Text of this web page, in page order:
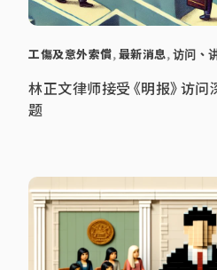
工傷及意外索償,最新消息,访问、
林正文律师接受《明报》访
题